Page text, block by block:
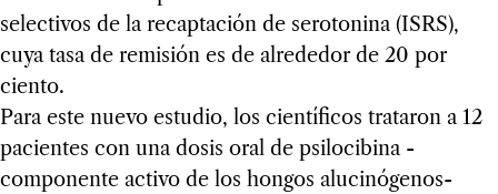
selectivos de la recaptación de serotonina (ISRS),
cuya tasa de remisión es de alrededor de 20 por
ciento.
Para este nuevo estudio, los científicos trataron a 12
pacientes con una dosis oral de psilocibina -
componente activo de los hongos alucinógenos-